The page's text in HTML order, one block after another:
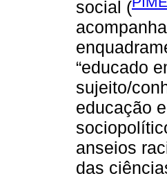
social (
“educado
sujeito/
educação
anseios
das